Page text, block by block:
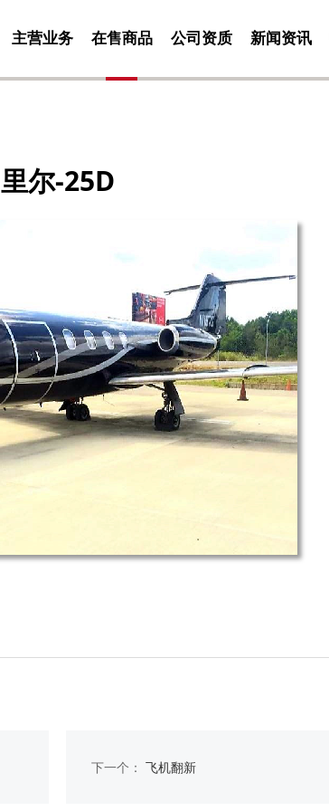
主营业务 在售商品 公司资质 新闻资讯
里尔-25D
下一个： 飞机翻新